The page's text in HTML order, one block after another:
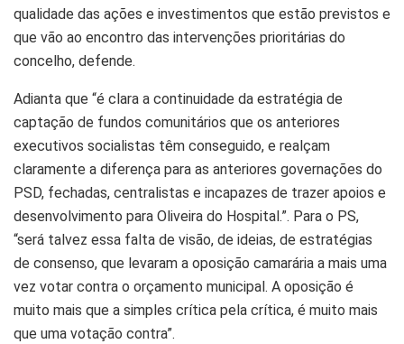
qualidade das ações e investimentos que estão previstos e
que vão ao encontro das intervenções prioritárias do
concelho, defende.
Adianta que “é clara a continuidade da estratégia de
captação de fundos comunitários que os anteriores
executivos socialistas têm conseguido, e realçam
claramente a diferença para as anteriores governações do
PSD, fechadas, centralistas e incapazes de trazer apoios e
desenvolvimento para Oliveira do Hospital.”. Para o PS,
“será talvez essa falta de visão, de ideias, de estratégias
de consenso, que levaram a oposição camarária a mais uma
vez votar contra o orçamento municipal. A oposição é
muito mais que a simples crítica pela crítica, é muito mais
que uma votação contra”.